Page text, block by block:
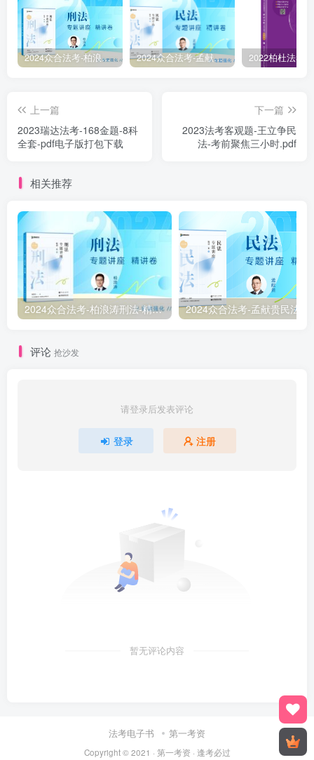
2024众合法考-柏浪涛刑法-精讲卷pdf电子版（附视频1-76全） 2024众合法考-孟献贵民法-精讲卷.pdf
上一篇
2023瑞达法考-168金题-8科
全套-pdf电子版打包下载
下一篇
2023法考客观题-王立争民
法-考前聚焦三小时.pdf
相关推荐
2024众合法考-柏浪涛刑法-精讲卷pdf电子版（附视频1-76全）
评论 抢沙发
请登录后发表评论
登录 注册
暂无评论内容
法考电子书 第一考资
Copyright © 2021 · 第一考资 · 逢考必过